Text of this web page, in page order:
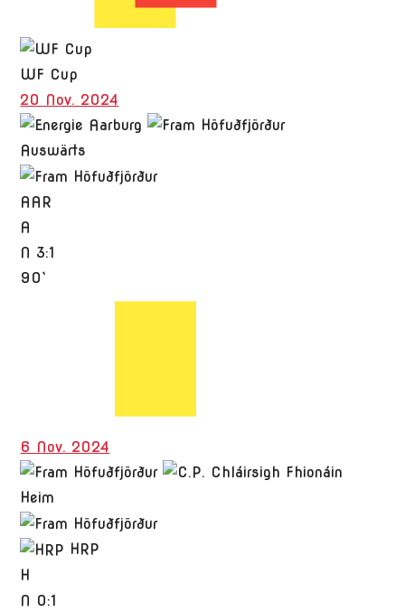
WF Cup
20 Nov. 2024
Auswärts
AAR
A
N 3:1
90`
6 Nov. 2024
Heim
HRP
H
N 0:1